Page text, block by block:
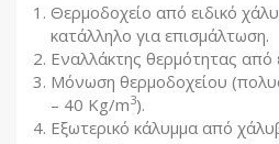
Θερμοδοχείο από ειδικό
κατάλληλο για επισμάλτωση.
Εναλλάκτης θερμότητας από
Μόνωση θερμοδοχείου
– 40 Kg/m3).
Εξωτερικό κάλυμμα από